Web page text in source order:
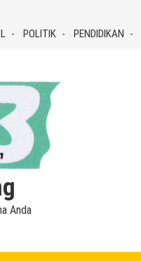
POLITIK PENDIDIKAN
Anda